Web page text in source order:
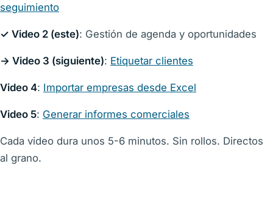
seguimiento
✓ Video 2 (este): Gestión de agenda y oportunidades
→ Video 3 (siguiente): Etiquetar clientes
Video 4: Importar empresas desde Excel
Video 5: Generar informes comerciales
Cada video dura unos 5-6 minutos. Sin rollos. Directos
al grano.